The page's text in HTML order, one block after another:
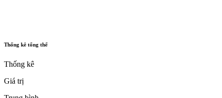
Thống kê tổng thể
Thống kê
Giá trị